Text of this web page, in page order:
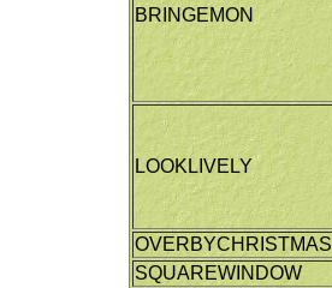
BRINGEMON
LOOKLIVELY
OVERBYCHRISTMAS
SQUAREWINDOW